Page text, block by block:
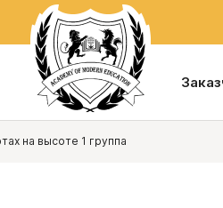
на высоте 1 группа